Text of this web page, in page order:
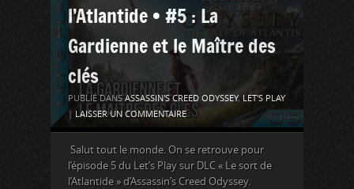
l’Atlantide • #5 : La
Gardienne et le Maître des
clés
PUBLIÉ DANSASSASSIN'S CREED ODYSSEY, LET'S PLAY
LAISSER UN COMMENTAIRE
Salut tout le monde. On se retrouve pour
l’épisode 5 du Let’s Play sur DLC « Le sort de
l’Atlantide » d’Assassin’s Creed Odyssey.